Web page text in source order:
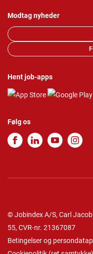
Modtag nyheder
Hent job-apps
Følg os
© Jobindex A/S, Carl
55, CVR-nr. 21367087
Betingelser og